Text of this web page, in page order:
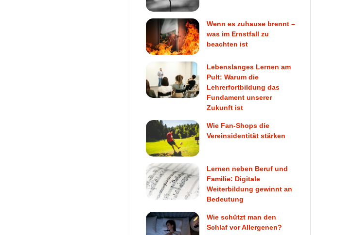
Wenn es zuhause brennt –
was im Ernstfall zu
beachten ist
Lebenslanges Lernen am
Pult: Warum die
Lehrerfortbildung das
Fundament unserer
Zukunft ist
Wie Fan-Shops die
Vereinsidentität stärken
Lernen neben Beruf und
Familie: Digitale
Weiterbildung gewinnt an
Bedeutung
Wie schützt man den
Schlaf vor Allergenen?